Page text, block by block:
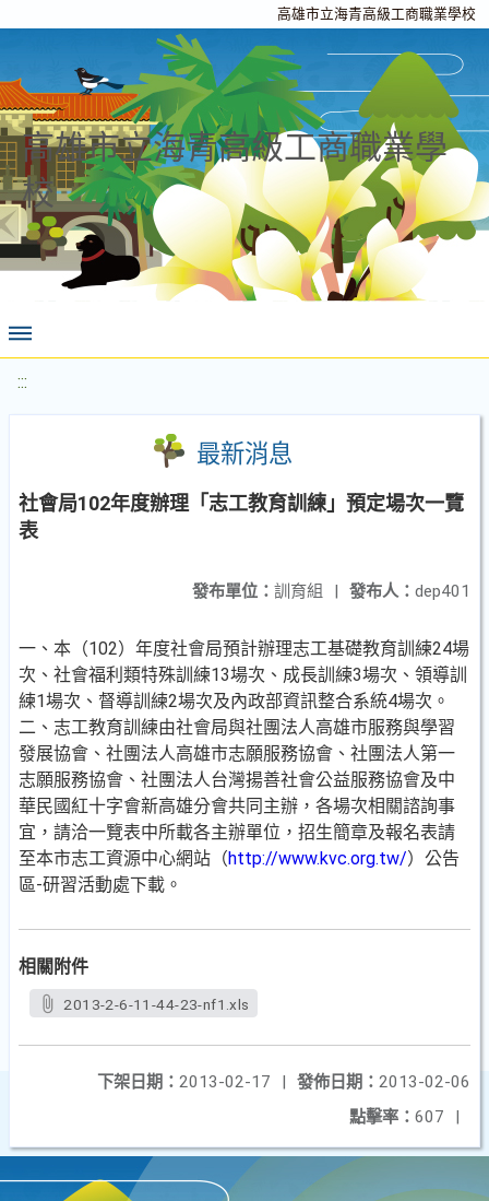
高雄市立海青高級工商職業學校
高雄市立海青高級工商職業學
校
:::
最新消息
社會局102年度辦理「志工教育訓練」預定場次一覽
表
發布人： dep401
發布單位： 訓育組 |
一、本（102）年度社會局預計辦理志工基礎教育訓練24場
次、社會福利類特殊訓練13場次、成長訓練3場次、領導訓
練1場次、督導訓練2場次及內政部資訊整合系統4場次。
二、志工教育訓練由社會局與社團法人高雄市服務與學習
發展協會、社團法人高雄市志願服務協會、社團法人第一
志願服務協會、社團法人台灣揚善社會公益服務協會及中
華民國紅十字會新高雄分會共同主辦，各場次相關諮詢事
宜，請洽一覽表中所載各主辦單位，招生簡章及報名表請
至本市志工資源中心網站（http://www.kvc.org.tw/）公告
區-研習活動處下載。
相關附件
2013-2-6-11-44-23-nf1.xls
發佈日期： 2013-02-06
下架日期： 2013-02-17
|
點擊率： 607 |